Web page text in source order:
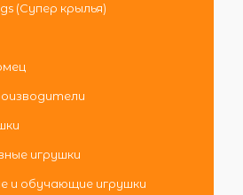
(Супер крылья)
игрушки
и обучающие игрушки